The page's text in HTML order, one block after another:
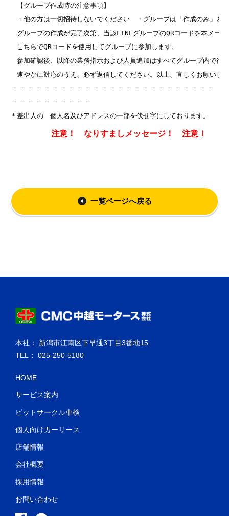
【グループ作成時の注意事項】
・他の方は一切招待しないでください　・グループは「作成のみ」と
グループの作成が完了次第、当該LINEグループのQRコードを本メー
こちらでQRコードを使用してグループに参加します。
参加確認後、以降の業務指示および人員追加はすべてグループ内で行
速やかに対応のうえ、必ず返信してください。以上、宜しくお願いし
－－－－－－－－－－－－－－－－－－－－－－－－－
－－－－－－－－－－
＊差出人の 個人名及びアドレスの一部を伏せ字にしております。
注意！ なりすましメッセージ！ 注意！
一覧ページへ戻る
本社： 新潟市江南区下早通3丁目3番地15
TEL： 025-250-5180
HOME
サービス案内
ピットサークル車検
個人向けカーリース
店舗情報
会社概要
採用情報
お問い合わせ